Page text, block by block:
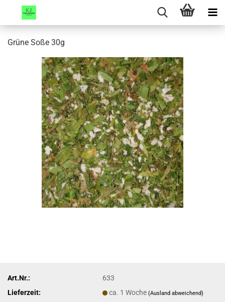
Grüne Soße 30g
Art.Nr.:
633
Lieferzeit:
ca. 1 Woche(Ausland abweichend)